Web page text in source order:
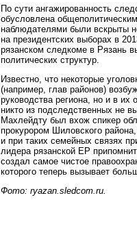
По сути ангажированность
обусловлена
наблюдателями были вскрыты
на президентских выборах в
рязанском следкоме в Рязань
политических структур.
Известно, что некоторые
(например, глав районов)
руководства региона, но и в их
никто из подследственных не
Махлейдту был вхож спикер
прокурором Шиловского
и при таких семейных связях
лидера рязанской ЕР
создал самое чистое
которого теперь вызывает
Фото: ryazan.sledcom.ru.